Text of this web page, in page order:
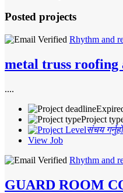
Posted projects
Rhythm and
metal truss
....
Project
संचय
View Job
Rhythm and
GUARD ROOM